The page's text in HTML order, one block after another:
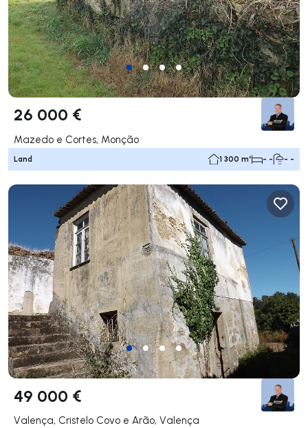
26 000 €
Mazedo e Cortes, Monção
Land 1 300 m² - - - -
49 000 €
Valença, Cristelo Covo e Arão, Valença